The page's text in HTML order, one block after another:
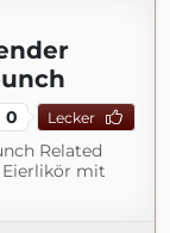
0 Lecker
Related
Eierlikör mit